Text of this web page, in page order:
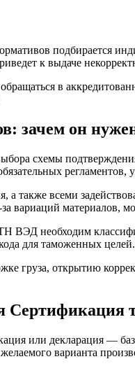
подбирается
к выдаче
в
зачем он
схемы
регламентов,
а также всеми
вариаций материалов,
ВЭД необходим
для таможенных целей.
груза, открытию
Сертификация
или декларация —
варианта